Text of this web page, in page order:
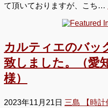
て頂いておりますが、こち…
カルティエのバッ
致しました。（愛
様）
2023年11月21日 三島 【時計